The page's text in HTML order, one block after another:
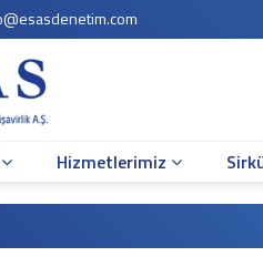
Hizmetlerimiz